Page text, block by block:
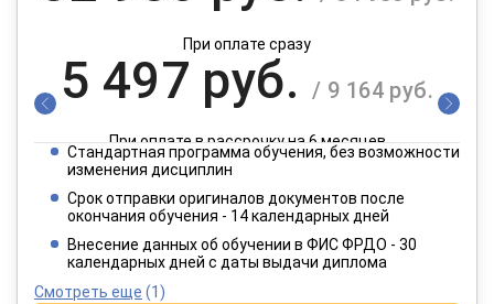
При оплате сразу
5 497 руб. / 9 164 руб.
При оплате в рассрочку на 6 месяцев
2 749 руб.
При оплате в рассрочку на 12 месяцев
Стандартная программа обучения, без возможности
изменения дисциплин
Срок отправки оригиналов документов после
окончания обучения - 14 календарных дней
Внесение данных об обучении в ФИС ФРДО - 30
календарных дней с даты выдачи диплома
Смотреть еще (1)